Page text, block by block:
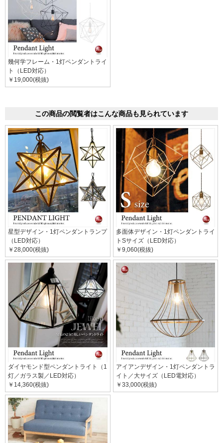
幾何学フレーム・1灯ペンダントライ
ト（LED対応）
￥19,000(税抜)
この商品の閲覧者はこんな商品も見られています
星型デザイン・1灯ペンダントランプ
（LED対応）
￥28,000(税抜)
多面体デザイン・1灯ペンダントライ
トSサイズ（LED対応）
￥9,060(税抜)
ダイヤモンド型ペンダントライト（1
灯／ガラス製／LED対応）
￥14,360(税抜)
アイアンデザイン・1灯ペンダントラ
イト／大サイズ（LED電対応）
￥33,000(税抜)